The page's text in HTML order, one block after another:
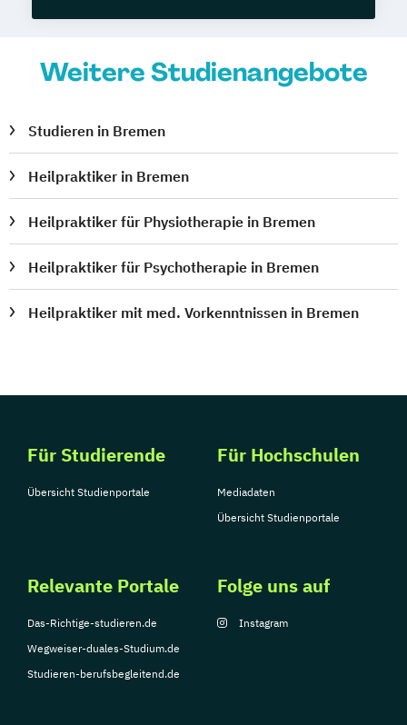
Weitere Studienangebote
Studieren in Bremen
Heilpraktiker in Bremen
Heilpraktiker für Physiotherapie in Bremen
Heilpraktiker für Psychotherapie in Bremen
Heilpraktiker mit med. Vorkenntnissen in Bremen
Für Studierende
Übersicht Studienportale
Für Hochschulen
Mediadaten
Übersicht Studienportale
Relevante Portale
Das-Richtige-studieren.de
Wegweiser-duales-Studium.de
Studieren-berufsbegleitend.de
Folge uns auf
Instagram